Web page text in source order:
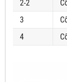
2-2
3
4